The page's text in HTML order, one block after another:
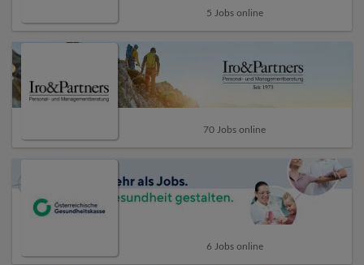
5 Jobs online
70 Jobs online
6 Jobs online